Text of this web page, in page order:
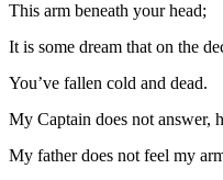
This arm beneath your head;
It is some dream that on the
You’ve fallen cold and dead.
My Captain does not answer,
My father does not feel my